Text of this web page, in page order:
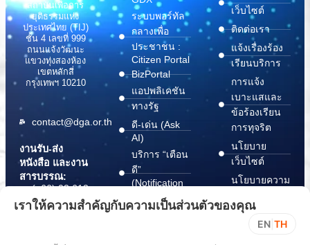
สถาบันเพื่อการ
ยุติธรรมแห่ง
ประเทศไทย (TIJ)
ชั้น 4 เลขที่ 999
ถนนแจ้งวัฒนะ
แขวงทุ่งสองห้อง
เขตหลักสี่
กรุงเทพฯ 10210
contact@dga.or.th
งานรับ-ส่ง
หนังสือ และงาน
สารบรรณ:
(+66) 02 612
6000
saraban@dga.or.th
ระบบพอร์ทัล
กลางเพื่อ
ประชาชน :
Citizen Portal
BizPortal
แอปพลิเคชัน
ทางรัฐ
ดี-เด่น (Ask
AI)
บริการ “เตือน
ดี”
(Notification
บริการ
เว็บไซต์
ติดต่อเรา
แจ้งเรื่องร้อง
เรียนบริการ
การแจ้ง
เบาะแสและ
ข้อร้องเรียน
การทุจริต
นโยบาย
เว็บไซต์
นโยบายความ
ปลอดภัย
สารสนเทศ
เราให้ความสำคัญกับความเป็นส่วนตัวของคุณ
EN TH